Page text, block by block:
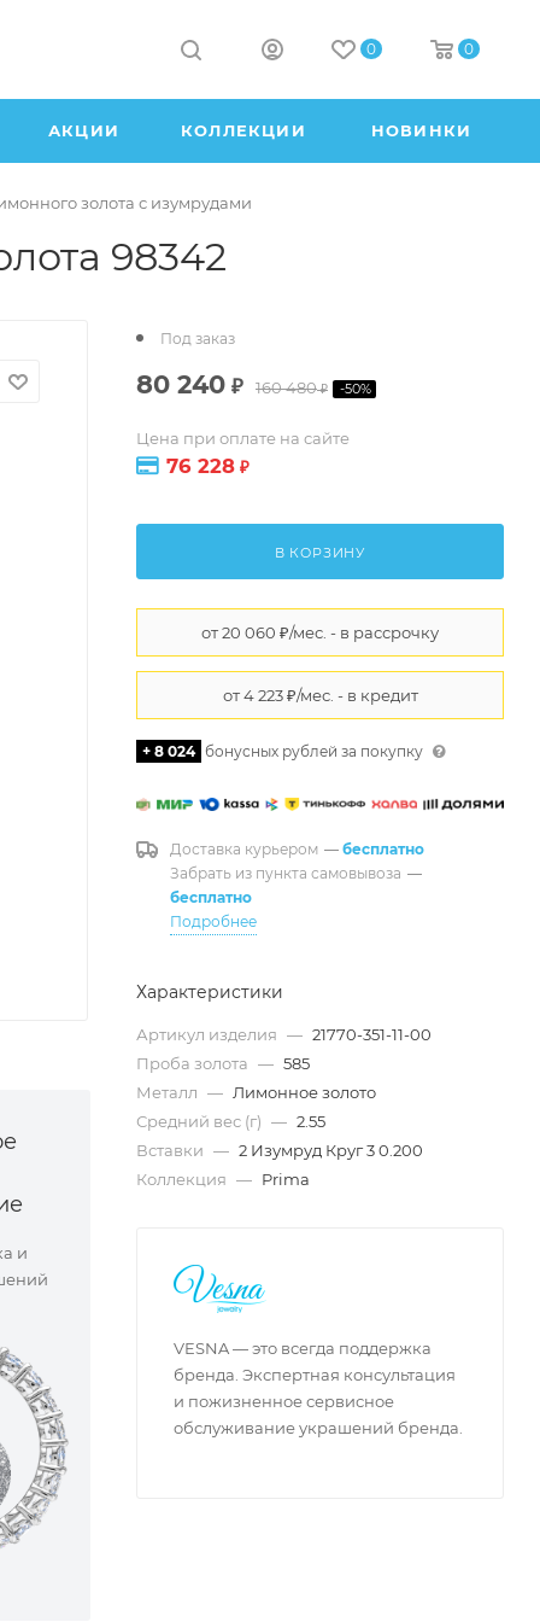
0 0
АКЦИИ КОЛЛЕКЦИИ НОВИНКИ
золота с изумрудами
98342
и
Под заказ
80 240 ₽ 160 480₽ -50%
Цена при оплате на сайте
76 228 ₽
В КОРЗИНУ
+ 8 024 бонусных рублей за покупку
Доставка курьером — бесплатно
Забрать из пункта самовывоза —
бесплатно
Подробнее
Характеристики
Артикул изделия — 21770-351-11-00
Проба золота — 585
Металл — Лимонное золото
Средний вес (г) — 2.55
Вставки — 2 Изумруд Круг 3 0.200
Коллекция — Prima
VESNA — это всегда поддержка
бренда. Экспертная консультация
и пожизненное сервисное
обслуживание украшений бренда.